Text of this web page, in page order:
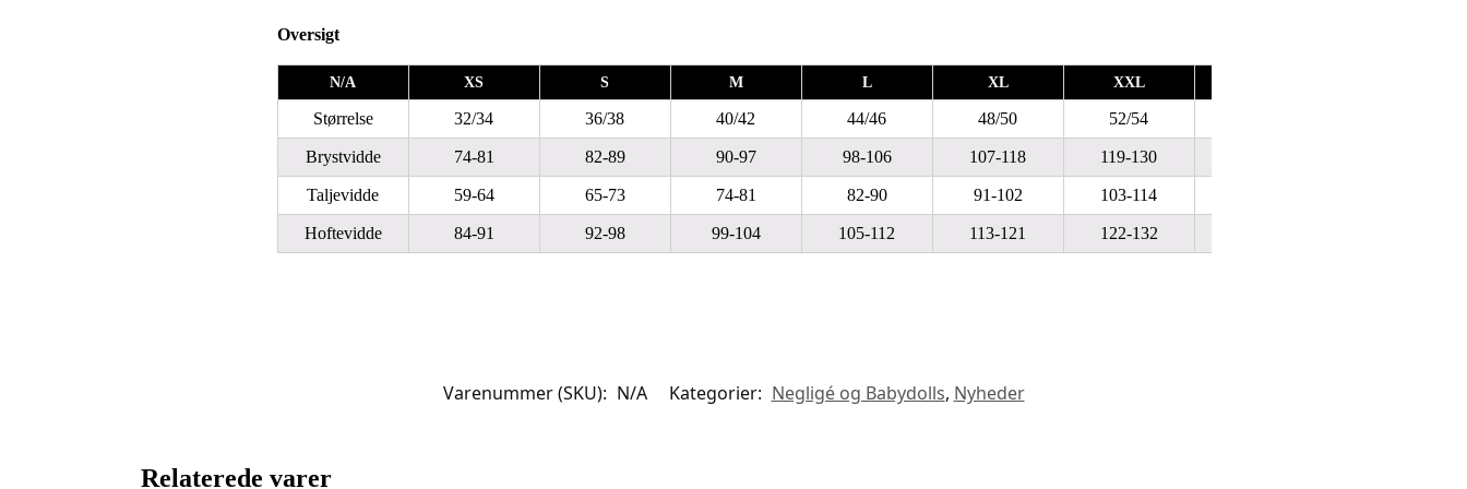
Oversigt
N/A XS S M L XL XXL
Størrelse 32/34 36/38 40/42 44/46 48/50 52/54
Brystvidde 74-81 82-89 90-97 98-106 107-118 119-130
Taljevidde 59-64 65-73 74-81 82-90 91-102 103-114
Hoftevidde 84-91 92-98 99-104 105-112 113-121 122-132
Varenummer (SKU): N/A Kategorier: Negligé og Babydolls, Nyheder
Relaterede varer